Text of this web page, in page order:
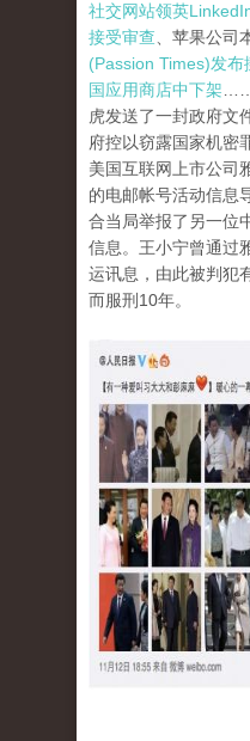
社交网站领英
接受审查 、苹果公司
(Passion Times)发布
国应用商店中下架
虎发送了一封政府文
府控以窃露国家机密
美国互联网上市公司
的电邮帐号活动信息
合当局举报了另一位
信息。王小宁曾通过
运讯息，由此被判犯
而服刑10年。